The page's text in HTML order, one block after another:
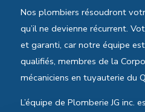
Nos plombiers résoudront
qu’il ne devienne récurrent.
et garanti, car notre équipe
qualifiés, membres de la
mécaniciens en tuyauterie du
L’équipe de Plomberie JG inc.